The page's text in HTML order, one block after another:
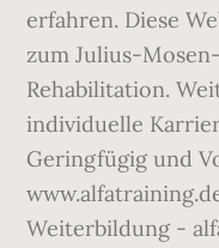
erfahren. Diese
zum Julius-
Rehabilitation.
individuelle
Geringfügig und
Weiterbildung -